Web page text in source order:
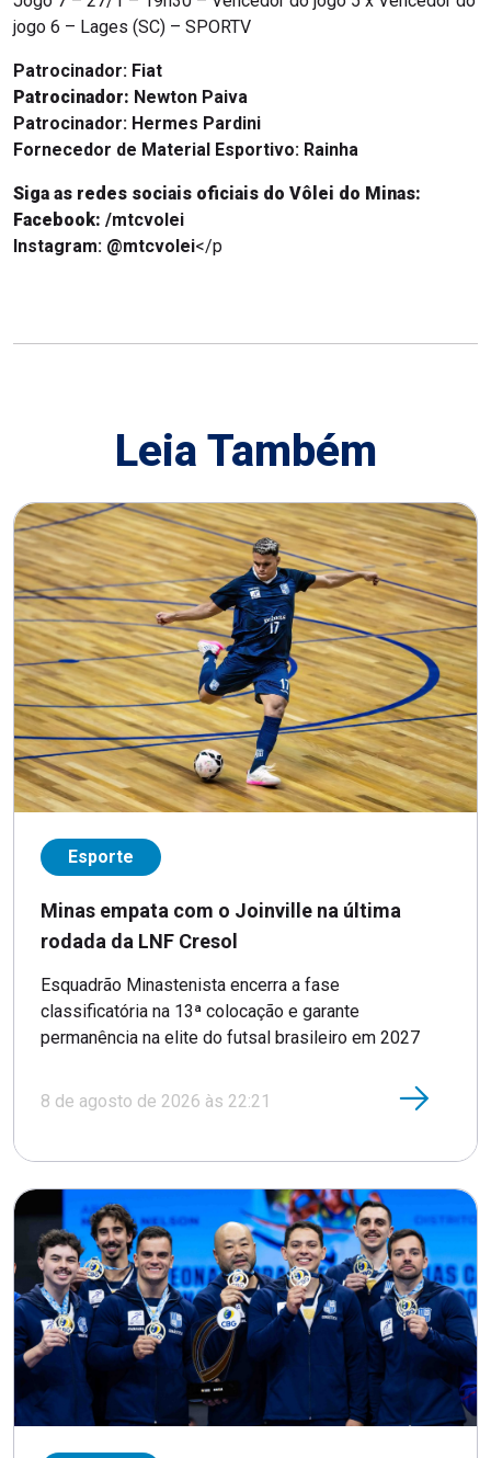
jogo 6 – Lages (SC) – SPORTV
Patrocinador: Fiat
Patrocinador: Newton Paiva
Patrocinador: Hermes Pardini
Fornecedor de Material Esportivo: Rainha
Siga as redes sociais oficiais do Vôlei do Minas:
Facebook: /mtcvolei
Instagram: @mtcvolei</p
Leia Também
Esporte
Minas empata com o Joinville na última
rodada da LNF Cresol
Esquadrão Minastenista encerra a fase
classificatória na 13ª colocação e garante
permanência na elite do futsal brasileiro em 2027
8 de agosto de 2026 às 22:21